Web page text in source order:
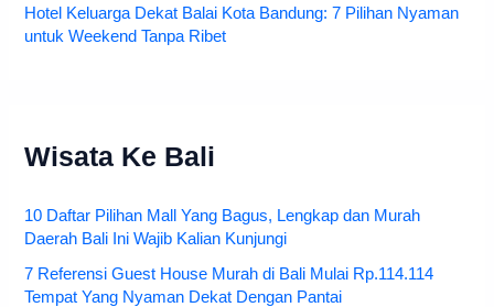
Hotel Keluarga Dekat Balai Kota Bandung: 7 Pilihan Nyaman
untuk Weekend Tanpa Ribet
Wisata Ke Bali
10 Daftar Pilihan Mall Yang Bagus, Lengkap dan Murah
Daerah Bali Ini Wajib Kalian Kunjungi
7 Referensi Guest House Murah di Bali Mulai Rp.114.114
Tempat Yang Nyaman Dekat Dengan Pantai